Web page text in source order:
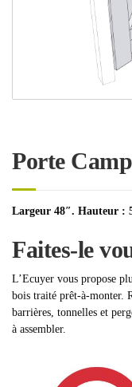
Porte
Largeur 48″. Hauteur :
Faites-le
L’Ecuyer vous propose
bois traité prêt-à-monter.
barrières, tonnelles et
à assembler.